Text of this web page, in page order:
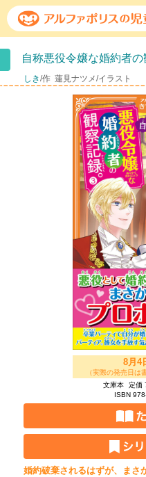
自称悪役令嬢な婚約者の
しき/作 蓮見ナツメ/イラスト
8月4
（実際の発売日は
文庫本
定価
ISBN
婚約破棄されるはずが、まさ